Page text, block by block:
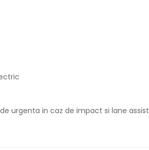
urgenta in caz de impact si lane assist